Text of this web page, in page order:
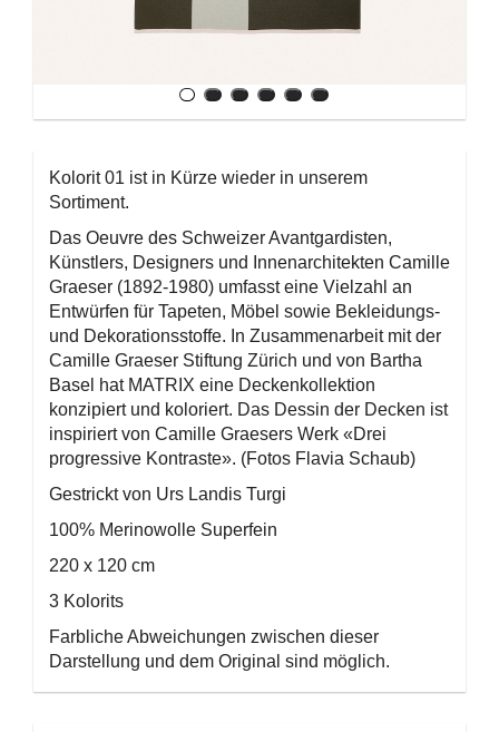
Kolorit 01 ist in Kürze wieder in unserem
Sortiment.
Das Oeuvre des Schweizer Avantgardisten,
Künstlers, Designers und Innenarchitekten Camille
Graeser (1892-1980) umfasst eine Vielzahl an
Entwürfen für Tapeten, Möbel sowie Bekleidungs-
und Dekorationsstoffe. In Zusammenarbeit mit der
Camille Graeser Stiftung Zürich und von Bartha
Basel hat MATRIX eine Deckenkollektion
konzipiert und koloriert. Das Dessin der Decken ist
inspiriert von Camille Graesers Werk «Drei
progressive Kontraste». (Fotos Flavia Schaub)
Gestrickt von Urs Landis Turgi
100% Merinowolle Superfein
220 x 120 cm
3 Kolorits
Farbliche Abweichungen zwischen dieser
Darstellung und dem Original sind möglich.